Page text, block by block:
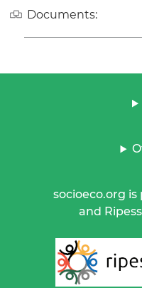
Documents:
socioeco.org is
and